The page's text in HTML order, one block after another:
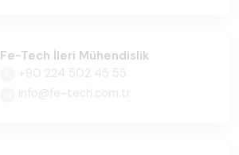
Fe-Tech İleri Mühendislik
+90 224 502 45 55
info@fe-tech.com.tr